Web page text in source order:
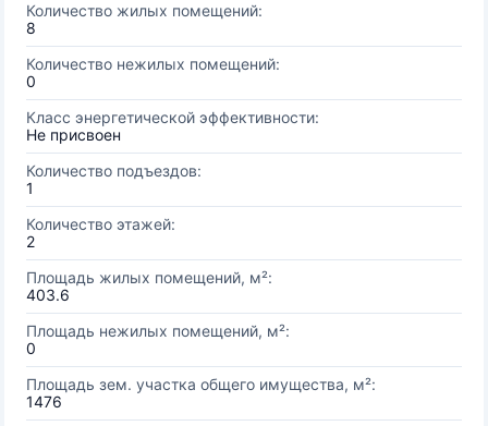
Количество жилых помещений:
8
Количество нежилых помещений:
0
Класс энергетической эффективности:
Не присвоен
Количество подъездов:
1
Количество этажей:
2
Площадь жилых помещений, м²:
403.6
Площадь нежилых помещений, м²:
0
Площадь зем. участка общего имущества, м²:
1476